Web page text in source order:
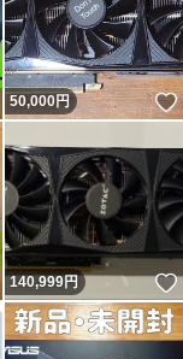
いいね！
50,000円
いね！
140,999円